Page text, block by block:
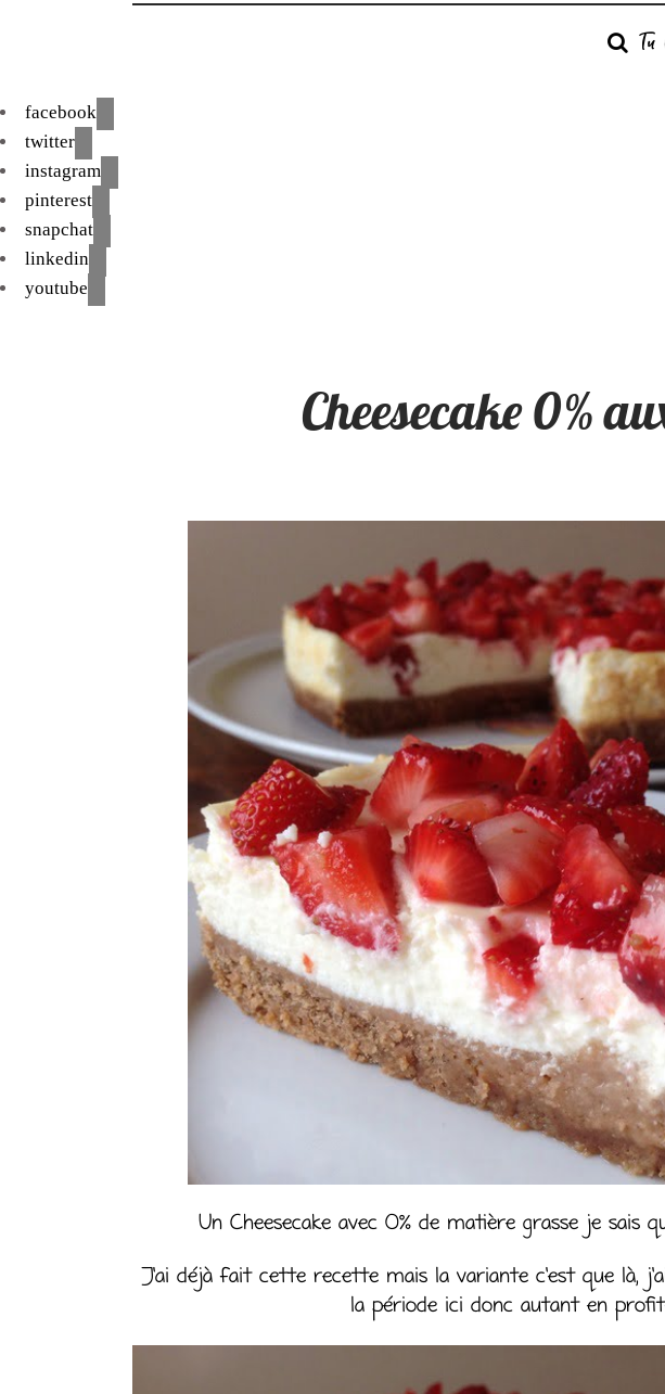
facebook
twitter
instagram
pinterest
snapchat
linkedin
youtube
Cheesecake 0%
Un Cheesecake avec 0% de matière grasse je sais
J’ai déjà fait cette recette mais la variante c’est que là,
la période ici donc autant en